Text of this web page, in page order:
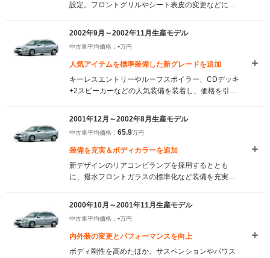
設定。フロントグリルやシート表皮の変更などによ
の強化やダンパーセッティングの見直しなどにより
スポーティな走りを実現。（2002.12）
2002年9月～2002年11月生産モデル
中古車平均価格： -万円
人気アイテムを標準装備した新グレードを追加
キーレスエントリーやルーフスポイラー、CDデッキ
+2スピーカーなどの人気装備を装着し、価格を引き
備はそのままにS-4の価格を引き下げたS-4スペシャ
ルを設定した。（2002.9）
2001年12月～2002年8月生産モデル
中古車平均価格： 65.9万円
装備を充実＆ボディカラーを追加
新デザインのリアコンビランプを採用するととも
に、撥水フロントガラスの標準化など装備を充実さ
が標準となったほか、新ボディカラーを追加。ま
た、FF車の燃料タンクが55Lに拡大された。
（2001.12）
2000年10月～2001年11月生産モデル
中古車平均価格： -万円
内外装の変更とパフォーマンスを向上
ボディ剛性を高めたほか、サスペンションやパワス